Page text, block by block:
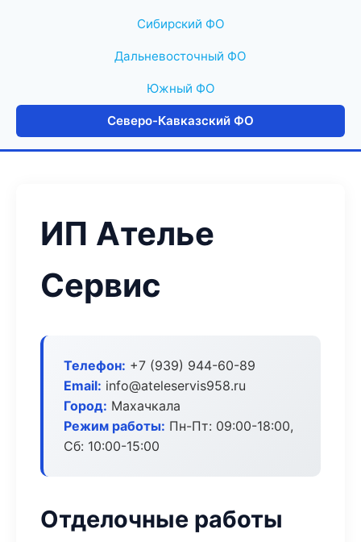
Сибирский ФО
Дальневосточный ФО
Южный ФО
Северо-Кавказский ФО
ИП Ателье
Сервис
Телефон: +7 (939) 944-60-89
Email: info@ateleservis958.ru
Город: Махачкала
Режим работы: Пн-Пт: 09:00-18:00,
Сб: 10:00-15:00
Отделочные работы